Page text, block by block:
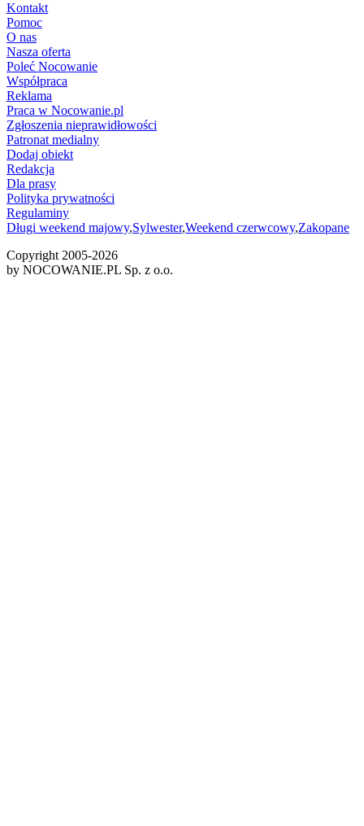
Kontakt
Pomoc
O nas
Nasza oferta
Poleć Nocowanie
Współpraca
Reklama
Praca w Nocowanie.pl
Zgłoszenia nieprawidłowości
Patronat medialny
Dodaj obiekt
Redakcja
Dla prasy
Polityka prywatności
Regulaminy
Długi weekend majowy,Sylwester,Weekend czerwcowy,Zakopane
Copyright 2005-2026
by NOCOWANIE.PL Sp. z o.o.